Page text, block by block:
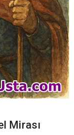
Mirası